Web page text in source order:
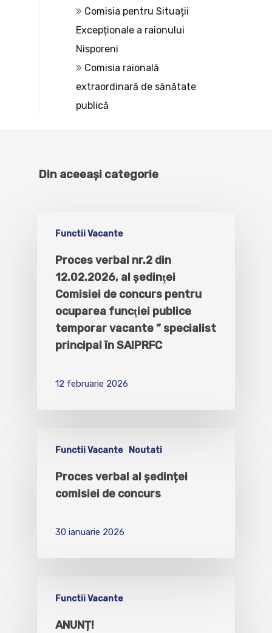
Comisia pentru Situații
Excepționale a raionului
Nisporeni
Comisia raională
extraordinară de sănătate
publică
Din aceeași categorie
Functii Vacante
Proces verbal nr.2 din
12.02.2026, al şedinţei
Comisiei de concurs pentru
ocuparea funcţiei publice
temporar vacante ” specialist
principal în SAIPRFC
12 februarie 2026
Functii Vacante Noutati
Proces verbal al ședinței
comisiei de concurs
30 ianuarie 2026
Functii Vacante
ANUNȚ!